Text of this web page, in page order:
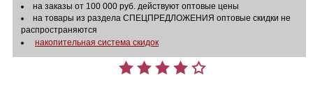
на заказы от 100 000 руб. действуют оптовые цены
на товары из раздела СПЕЦПРЕДЛОЖЕНИЯ оптовые скидки не
распространяются
накопительная система скидок